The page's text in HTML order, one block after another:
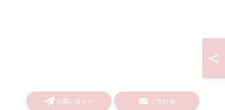
お問い合わせ ご予約